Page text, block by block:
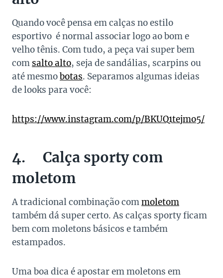
Quando você pensa em calças no estilo
esportivo é normal associar logo ao bom e
velho tênis. Com tudo, a peça vai super bem
com salto alto, seja de sandálias, scarpins ou
até mesmobotas. Separamos algumas ideias
de looks para você:
https://www.instagram.com/p/BKUQ1tejmo5/
4. Calça sporty com
moletom
A tradicional combinação commoletom
também dá super certo. As calças sporty ficam
bem com moletons básicos e também
estampados.
Uma boa dica é apostar em moletons em